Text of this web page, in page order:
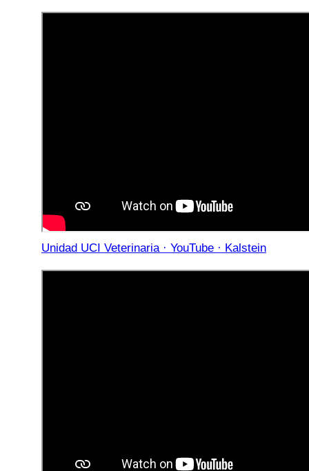
Unidad UCI Veterinaria · YouTube · Kalstein